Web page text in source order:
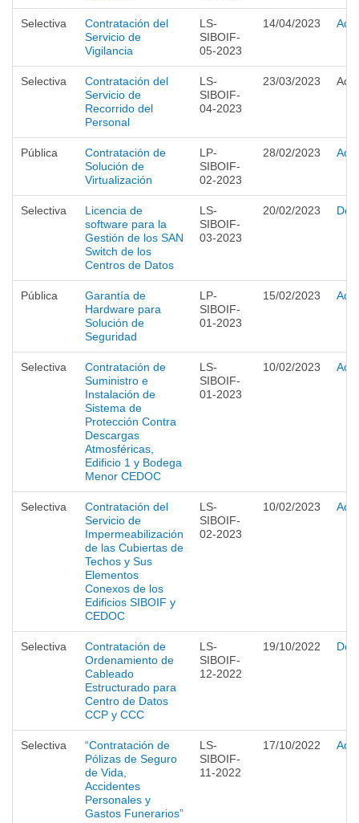
Selectiva
Contratación del
Servicio de
Vigilancia
LS-
SIBOIF-
05-2023
14/04/2023
Selectiva
Contratación del
Servicio de
Recorrido del
Personal
LS-
SIBOIF-
04-2023
23/03/2023
Pública
Contratación de
Solución de
Virtualización
LP-
SIBOIF-
02-2023
28/02/2023
Selectiva
Licencia de
software para la
Gestión de los SAN
Switch de los
Centros de Datos
LS-
SIBOIF-
03-2023
20/02/2023
Pública
Garantía de
Hardware para
Solución de
Seguridad
LP-
SIBOIF-
01-2023
15/02/2023
Selectiva
Contratación de
Suministro e
Instalación de
Sistema de
Protección Contra
Descargas
Atmosféricas,
Edificio 1 y Bodega
Menor CEDOC
LS-
SIBOIF-
01-2023
10/02/2023
Selectiva
Contratación del
Servicio de
Impermeabilización
de las Cubiertas de
Techos y Sus
Elementos
Conexos de los
Edificios SIBOIF y
CEDOC
LS-
SIBOIF-
02-2023
10/02/2023
Selectiva
Contratación de
Ordenamiento de
Cableado
Estructurado para
Centro de Datos
CCP y CCC
LS-
SIBOIF-
12-2022
19/10/2022
Selectiva
“Contratación de
Pólizas de Seguro
de Vida,
Accidentes
Personales y
Gastos Funerarios”
LS-
SIBOIF-
11-2022
17/10/2022